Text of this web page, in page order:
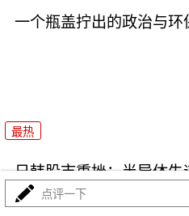
一个瓶盖拧出的政治与环
最热
日韩股市重挫：半导体
点评一下